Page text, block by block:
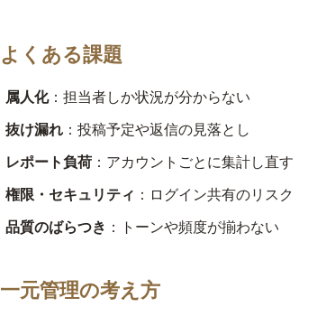
よくある課題
属人化：担当者しか状況が分からない
抜け漏れ ：投稿予定や返信の見落とし
レポート負荷 ：アカウントごとに集計し直す
権限・セキュリティ ：ログイン共有のリスク
品質のばらつき ：トーンや頻度が揃わない
一元管理の考え方